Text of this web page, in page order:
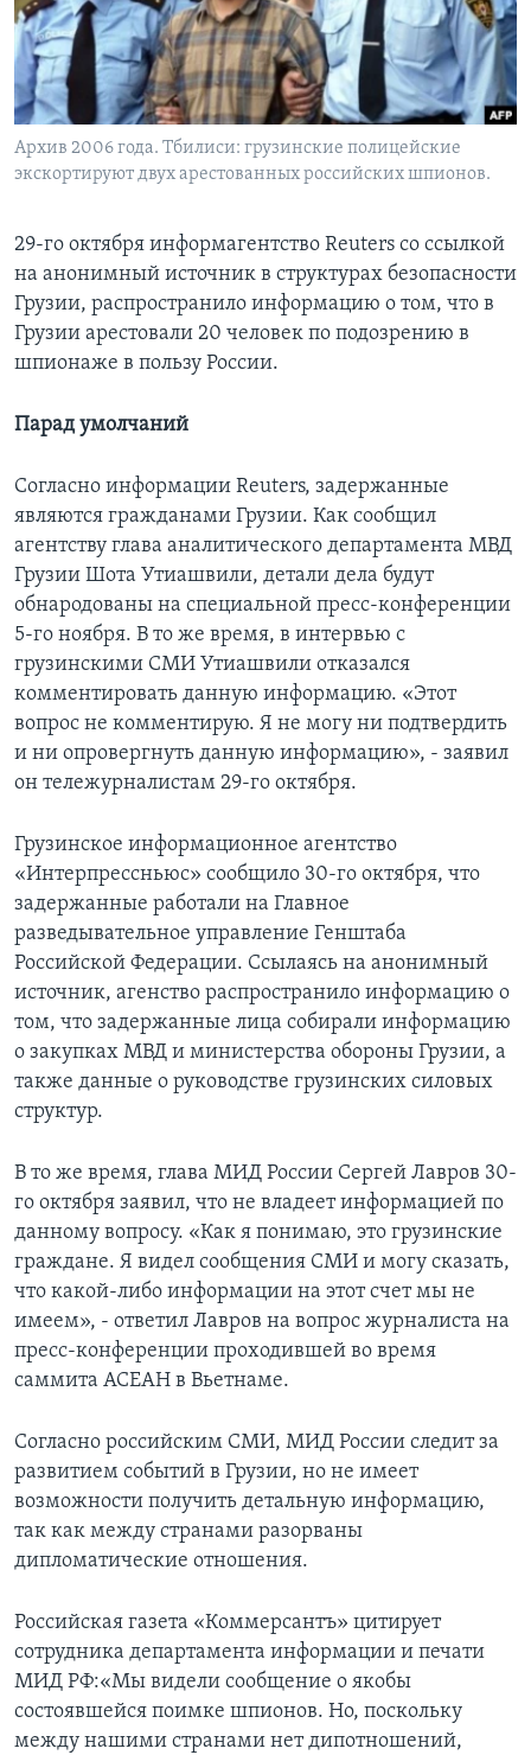
Learning English
СОЦИАЛЬНЫЕ СЕТИ
Архив 2006 года. Тбилиси: грузинские полицейские
экскортируют двух арестованных российских шпионов.
29-го октября информагентство Reuters со ссылкой
на анонимный источник в структурах безопасности
Грузии, распространило информацию о том, что в
Грузии арестовали 20 человек по подозрению в
шпионаже в пользу России.
Парад умолчаний
Согласно информации Reuters, задержанные
являются гражданами Грузии. Как сообщил
агентству глава аналитического департамента МВД
Грузии Шота Утиашвили, детали дела будут
обнародованы на специальной пресс-конференции
5-го ноября. В то же время, в интервью с
грузинскими СМИ Утиашвили отказался
комментировать данную информацию. «Этот
вопрос не комментирую. Я не могу ни подтвердить
и ни опровергнуть данную информацию», - заявил
он тележурналистам 29-го октября.
Грузинское информационное агентство
«Интерпрессньюс» сообщило 30-го октября, что
задержанные работали на Главное
разведывательное управление Генштаба
Российской Федерации. Ссылаясь на анонимный
источник, агенство распространило информацию о
том, что задержанные лица собирали информацию
о закупках МВД и министерства обороны Грузии, а
также данные о руководстве грузинских силовых
структур.
В то же время, глава МИД России Сергей Лавров 30-
го октября заявил, что не владеет информацией по
данному вопросу. «Как я понимаю, это грузинские
граждане. Я видел сообщения СМИ и могу сказать,
что какой-либо информации на этот счет мы не
имеем», - ответил Лавров на вопрос журналиста на
пресс-конференции проходившей во время
саммита АСЕАН в Вьетнаме.
Согласно российским СМИ, МИД России следит за
развитием событий в Грузии, но не имеет
возможности получить детальную информацию,
так как между странами разорваны
дипломатические отношения.
Российская газета «Коммерсантъ» цитирует
сотрудника департамента информации и печати
МИД РФ:«Мы видели сообщение о якобы
состоявшейся поимке шпионов. Но, поскольку
между нашими странами нет дипотношений,